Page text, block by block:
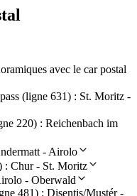
avec le car postal
(ligne 631) : St. Moritz -
220) : Reichenbach im
- Airolo
: Chur - St. Moritz
- Oberwald
481) : Disentis/Mustér -